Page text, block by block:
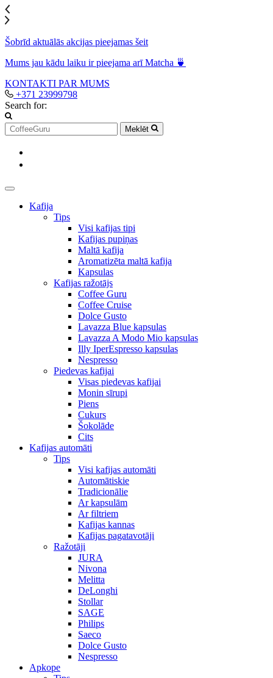
Šobrīd aktuālās akcijas pieejamas šeit
Mums jau kādu laiku ir pieejama arī Matcha 🍵
KONTAKTI PAR MUMS
+371 23999798
Search for:
Meklēt
Kafija
Tips
Visi kafijas tipi
Kafijas pupiņas
Maltā kafija
Aromatizēta maltā kafija
Kapsulas
Kafijas ražotājs
Coffee Guru
Coffee Cruise
Dolce Gusto
Lavazza Blue kapsulas
Lavazza A Modo Mio kapsulas
Illy IperEspresso kapsulas
Nespresso
Piedevas kafijai
Visas piedevas kafijai
Monin sīrupi
Piens
Cukurs
Šokolāde
Cits
Kafijas automāti
Tips
Visi kafijas automāti
Automātiskie
Tradicionālie
Ar kapsulām
Ar filtriem
Kafijas kannas
Kafijas pagatavotāji
Ražotāji
JURA
Nivona
Melitta
DeLonghi
Stollar
SAGE
Philips
Saeco
Dolce Gusto
Nespresso
Apkope